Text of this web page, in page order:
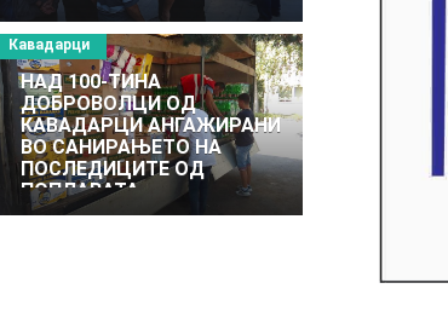
НАД 100-ТИНА
ДОБРОВОЛЦИ ОД
КАВАДАРЦИ АНГАЖИРАНИ
ВО САНИРАЊЕТО НА
ПОСЛЕДИЦИТЕ ОД
ПОПЛАВАТА
Кавадарци